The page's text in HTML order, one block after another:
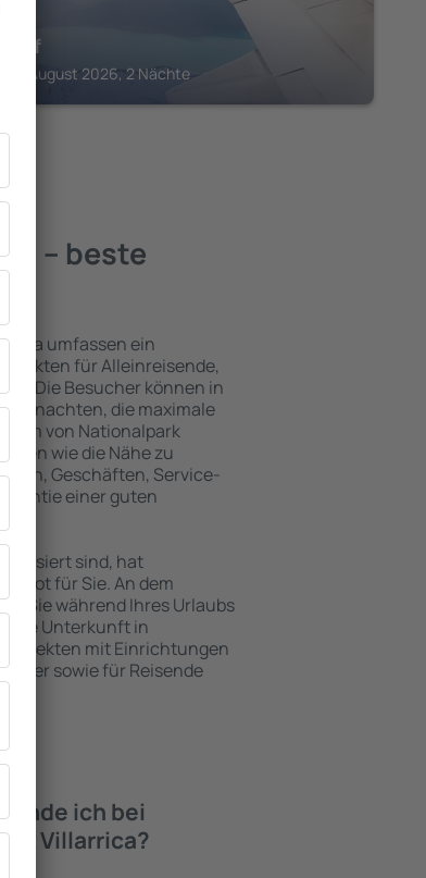
Dorf
14 August 2026, 2 Nächte
– beste
umfassen ein
für Alleinreisende,
Die Besucher können in
die maximale
von Nationalpark
wie die Nähe zu
Geschäften, Service-
einer guten
sind, hat
für Sie. An dem
Sie während Ihres Urlaubs
Die Unterkunft in
Objekten mit Einrichtungen
sowie für Reisende
finde ich bei
Villarrica?